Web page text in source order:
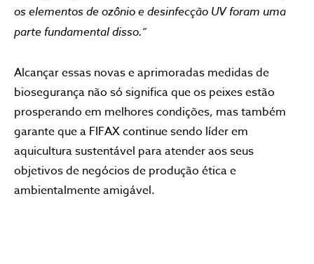
os elementos de ozônio e desinfecção UV foram uma
parte fundamental disso.”
Alcançar essas novas e aprimoradas medidas de
biosegurança não só significa que os peixes estão
prosperando em melhores condições, mas também
garante que a FIFAX continue sendo líder em
aquicultura sustentável para atender aos seus
objetivos de negócios de produção ética e
ambientalmente amigável.